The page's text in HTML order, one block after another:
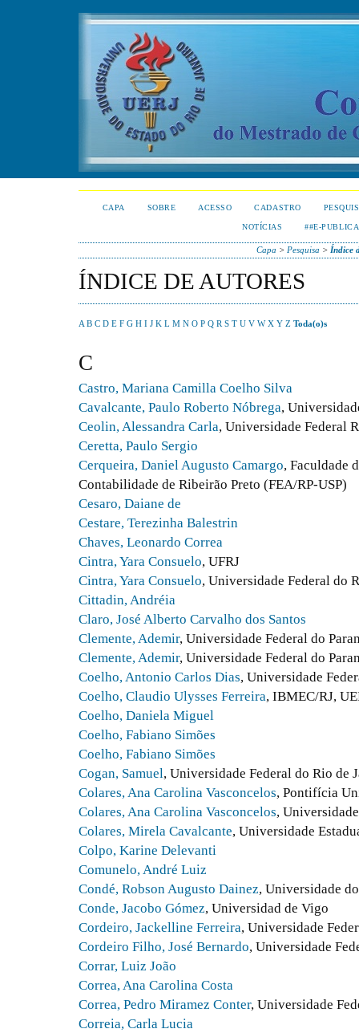
CAPA SOBRE ACESSO CADASTRO
NOTÍCIAS ##E-
Capa > Pesquisa > Índice
ÍNDICE DE AUTORES
A B C D E F G H I J K L M N O P Q R S T U V W X Y Z Toda(o)s
C
Castro, Mariana Camilla Coelho Silva
Cavalcante, Paulo Roberto Nóbrega,
Ceolin, Alessandra Carla, Universidade Federal
Ceretta, Paulo Sergio
Cerqueira, Daniel Augusto Camargo, Faculdade
Contabilidade de Ribeirão Preto (FEA/RP-USP)
Cesaro, Daiane de
Cestare, Terezinha Balestrin
Chaves, Leonardo Correa
Cintra, Yara Consuelo, UFRJ
Cintra, Yara Consuelo, Universidade Federal do
Cittadin, Andréia
Claro, José Alberto Carvalho dos Santos
Clemente, Ademir, Universidade Federal do
Clemente, Ademir, Universidade Federal do
Coelho, Antonio Carlos Dias, Universidade
Coelho, Claudio Ulysses Ferreira, IBMEC/RJ,
Coelho, Daniela Miguel
Coelho, Fabiano Simões
Coelho, Fabiano Simões
Cogan, Samuel, Universidade Federal do Rio de
Colares, Ana Carolina Vasconcelos, Pontifícia
Colares, Ana Carolina Vasconcelos,
Colares, Mirela Cavalcante, Universidade
Colpo, Karine Delevanti
Comunelo, André Luiz
Condé, Robson Augusto Dainez, Universidade
Conde, Jacobo Gómez, Universidad de Vigo
Cordeiro, Jackelline Ferreira, Universidade
Cordeiro Filho, José Bernardo, Universidade
Corrar, Luiz João
Correa, Ana Carolina Costa
Correa, Pedro Miramez Conter, Universidade
Correia, Carla Lucia